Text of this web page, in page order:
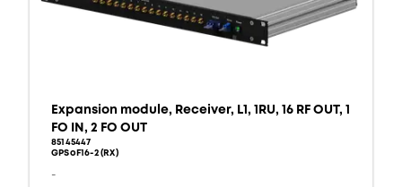
Expansion module, Receiver, L1, 1RU, 16 RF OUT, 1
FO IN, 2 FO OUT
85145447
GPSoF16-2 (RX)
-